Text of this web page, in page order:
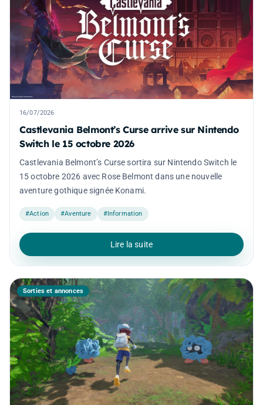
16/07/2026
Castlevania Belmont’s Curse arrive sur Nintendo
Switch le 15 octobre 2026
Castlevania Belmont’s Curse sortira sur Nintendo Switch le
15 octobre 2026 avec Rose Belmont dans une nouvelle
aventure gothique signée Konami.
#Action #Aventure #Information
Lire la suite
Sorties et annonces